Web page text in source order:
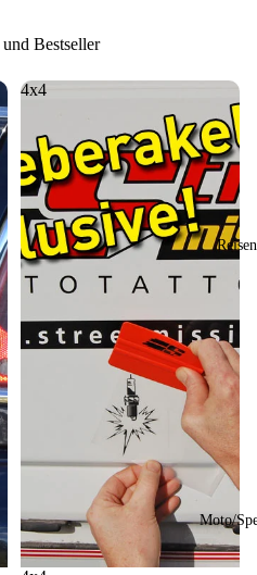
Reisen
Moto/
Bestseller
4x4